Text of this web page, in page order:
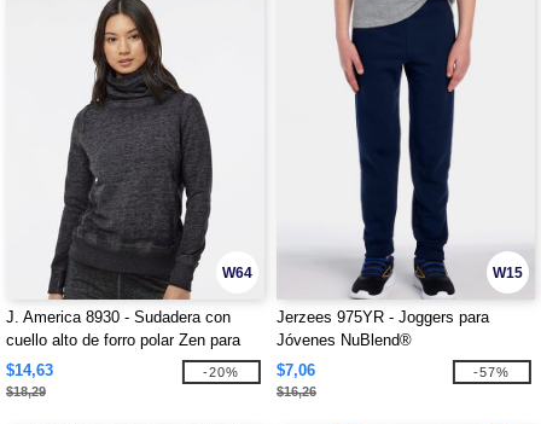
W64
J. America 8930 - Sudadera con
cuello alto de forro polar Zen para
mujer
$14,63
$18,29
-20%
W15
Jerzees 975YR - Joggers para
Jóvenes NuBlend®
$7,06
$16,26
-57%